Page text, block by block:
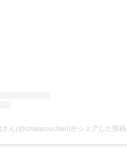
ん(@chatarouchan)がシェアした投稿